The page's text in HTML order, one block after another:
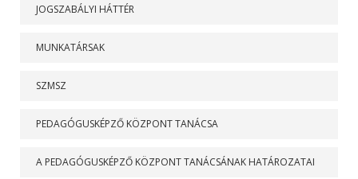
JOGSZABÁLYI HÁTTÉR
MUNKATÁRSAK
SZMSZ
PEDAGÓGUSKÉPZŐ KÖZPONT TANÁCSA
A PEDAGÓGUSKÉPZŐ KÖZPONT TANÁCSÁNAK HATÁROZATAI